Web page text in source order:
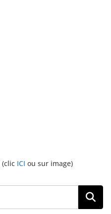
(clic ICI ou sur image)